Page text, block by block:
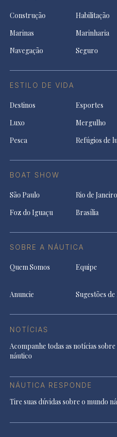
Construção Habilitação
Marinas
Marinharia
Navegação
Seguro
ESTILO DE VIDA
Destinos Esportes
Luxo
Mergulho
Pesca
Refúgios de
BOAT SHOW
São Paulo Rio de Janeiro
Foz do Iguaçu
Brasília
SOBRE A NÁUTICA
Quem Somos Equipe
Anuncie
Sugestões de
NOTÍCIAS
Acompanhe todas as notícias
náutico
NÁUTICA RESPONDE
Tire suas dúvidas sobre o mundo